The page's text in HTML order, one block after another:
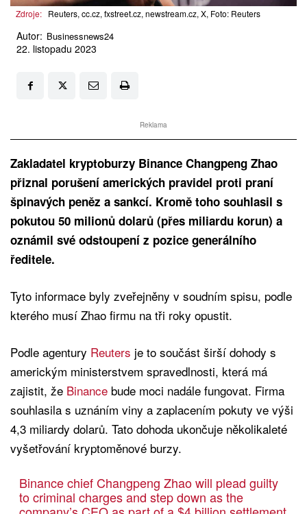
Zdroje: Reuters, cc.cz, fxstreet.cz, newstream.cz, X, Foto: Reuters
Autor: Businessnews24
22. listopadu 2023
Reklama
Zakladatel kryptoburzy Binance Changpeng Zhao
přiznal porušení amerických pravidel proti praní
špinavých peněz a sankcí. Kromě toho souhlasil s
pokutou 50 milionů dolarů (přes miliardu korun) a
oznámil své odstoupení z pozice generálního
ředitele.
Tyto informace byly zveřejněny v soudním spisu, podle
kterého musí Zhao firmu na tři roky opustit.
Podle agentury Reuters je to součást širší dohody s
americkým ministerstvem spravedlnosti, která má
zajistit, že Binance bude moci nadále fungovat. Firma
souhlasila s uznáním viny a zaplacením pokuty ve výši
4,3 miliardy dolarů. Tato dohoda ukončuje několikaleté
vyšetřování kryptoměnové burzy.
Binance chief Changpeng Zhao will plead guilty
to criminal charges and step down as the